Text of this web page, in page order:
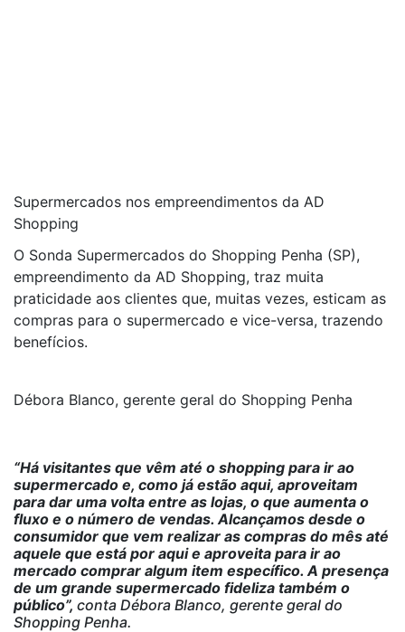
Supermercados nos empreendimentos da AD
Shopping
O Sonda Supermercados do Shopping Penha (SP),
empreendimento da AD Shopping, traz muita
praticidade aos clientes que, muitas vezes, esticam as
compras para o supermercado e vice-versa, trazendo
benefícios.
Débora Blanco, gerente geral do Shopping Penha
“Há visitantes que vêm até o shopping para ir ao
supermercado e, como já estão aqui, aproveitam
para dar uma volta entre as lojas, o que aumenta o
fluxo e o número de vendas. Alcançamos desde o
consumidor que vem realizar as compras do mês até
aquele que está por aqui e aproveita para ir ao
mercado comprar algum item específico. A presença
de um grande supermercado fideliza também o
público”, conta Débora Blanco, gerente geral do
Shopping Penha.